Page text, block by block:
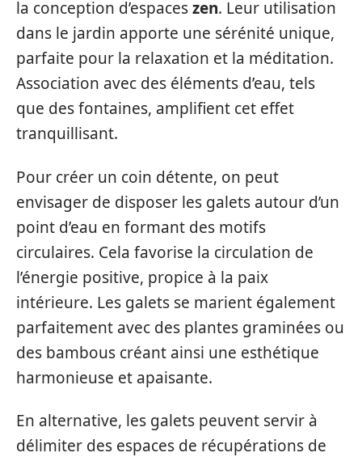
la conception d’espaceszen. Leur utilisation
dans le jardin apporte une sérénité unique,
parfaite pour la relaxation et la méditation.
Association avec des éléments d’eau, tels
que des fontaines, amplifient cet effet
tranquillisant.
Pour créer un coin détente, on peut
envisager de disposer les galets autour d’un
point d’eau en formant des motifs
circulaires. Cela favorise la circulation de
l’énergie positive, propice à la paix
intérieure. Les galets se marient également
parfaitement avec des plantes graminées ou
des bambous créant ainsi une esthétique
harmonieuse et apaisante.
En alternative, les galets peuvent servir à
délimiter des espaces de récupérations de